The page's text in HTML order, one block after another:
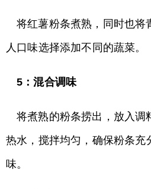
将红薯粉条煮熟，同时也将
人口味选择添加不同的蔬菜。
5：混合调味
将煮熟的粉条捞出，放入调
热水，搅拌均匀，确保粉条充
味。